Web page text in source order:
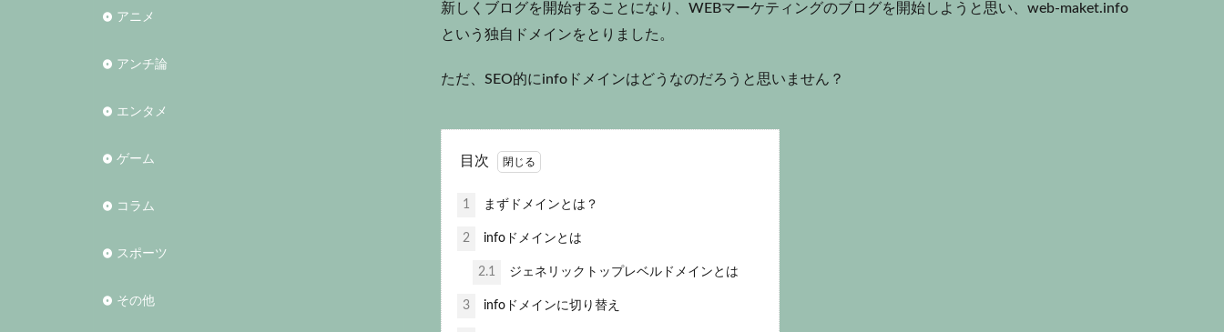
新しくブログを開始することになり、WEBマーケティングのブログを開始しようと思い、web-maket.info
という独自ドメインをとりました。
ただ、SEO的にinfoドメインはどうなのだろうと思いません？
目次
1 まずドメインとは？
2 infoドメインとは
2.1 ジェネリックトップレベルドメインとは
3 infoドメインに切り替え
アニメ
アンチ論
エンタメ
ゲーム
コラム
スポーツ
その他